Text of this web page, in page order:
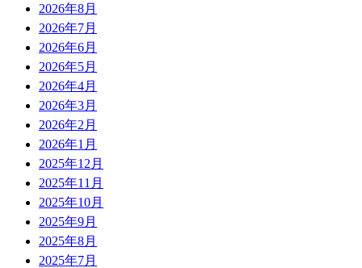
2026年8月
2026年7月
2026年6月
2026年5月
2026年4月
2026年3月
2026年2月
2026年1月
2025年12月
2025年11月
2025年10月
2025年9月
2025年8月
2025年7月